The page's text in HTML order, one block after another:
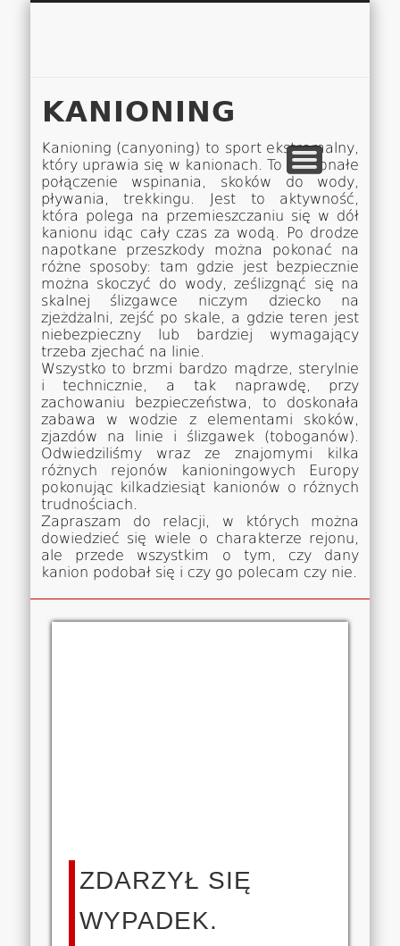
O NAS
EUROPA A-M
EUROPA N-Z
AZJA
AFRYKA
AMERYKA
OCEANIA
MAPA
WSPÓŁPRACA
KONTAKT
KANIONING
Kanioning (canyoning) to sport ekstremalny,
który uprawia się w kanionach. To doskonałe
połączenie wspinania, skoków do wody,
pływania, trekkingu. Jest to aktywność,
która polega na przemieszczaniu się w dół
kanionu idąc cały czas za wodą. Po drodze
napotkane przeszkody można pokonać na
różne sposoby: tam gdzie jest bezpiecznie
można skoczyć do wody, ześlizgnąć się na
skalnej ślizgawce niczym dziecko na
zjeżdżalni, zejść po skale, a gdzie teren jest
niebezpieczny lub bardziej wymagający
trzeba zjechać na linie.
Wszystko to brzmi bardzo mądrze, sterylnie
i technicznie, a tak naprawdę, przy
zachowaniu bezpieczeństwa, to doskonała
zabawa w wodzie z elementami skoków,
zjazdów na linie i ślizgawek (toboganów).
Odwiedziliśmy wraz ze znajomymi kilka
różnych rejonów kanioningowych Europy
pokonując kilkadziesiąt kanionów o różnych
trudnościach.
Zapraszam do relacji, w których można
dowiedzieć się wiele o charakterze rejonu,
ale przede wszystkim o tym, czy dany
kanion podobał się i czy go polecam czy nie.
ZDARZYŁ SIĘ
WYPADEK.